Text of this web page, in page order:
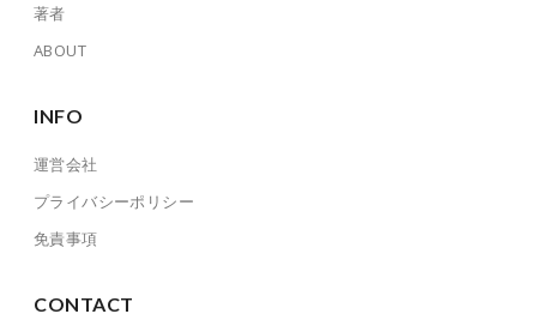
著者
ABOUT
INFO
運営会社
プライバシーポリシー
免責事項
CONTACT